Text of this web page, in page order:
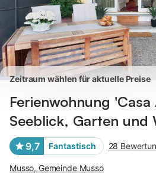
Zeitraum wählen für aktuelle Preise
Ferienwohnung
Seeblick, Garten und
9,7 Fantastisch 28
Musso, Gemeinde Musso